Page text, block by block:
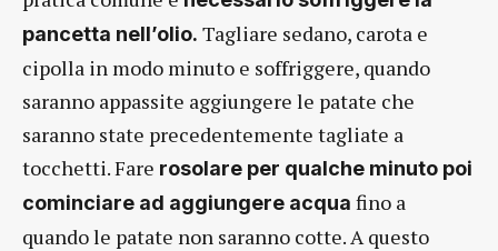
pancetta nell’olio. Tagliare sedano, carota e
cipolla in modo minuto e soffriggere, quando
saranno appassite aggiungere le patate che
saranno state precedentemente tagliate a
tocchetti. Fare rosolare per qualche minuto poi
cominciare ad aggiungere acqua fino a
quando le patate non saranno cotte. A questo